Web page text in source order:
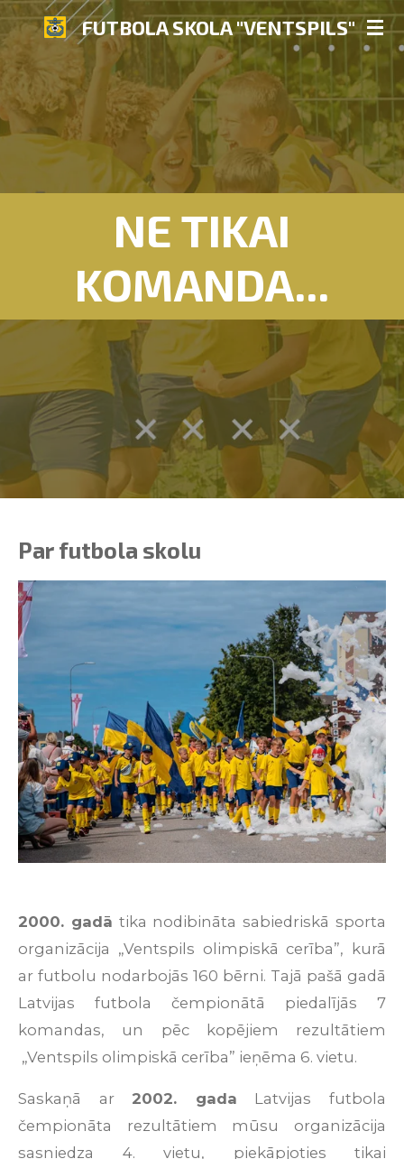
Skip
main
content
FUTBOLA SKOLA "VENTSPILS"
NE TIKAI
KOMANDA...
Par futbola skolu
2000. gadā tika nodibināta sabiedriskā sporta
organizācija „Ventspils olimpiskā cerība”, kurā
ar futbolu nodarbojās 160 bērni. Tajā pašā gadā
Latvijas futbola čempionātā piedalījās 7
komandas, un pēc kopējiem rezultātiem
„Ventspils olimpiskā cerība” ieņēma 6. vietu.
Saskaņā ar 2002. gada Latvijasfutbola
čempionāta
rezultātiem mūsu
organizācija
sasniedza
4. vietu, piekāpjoties
tikai